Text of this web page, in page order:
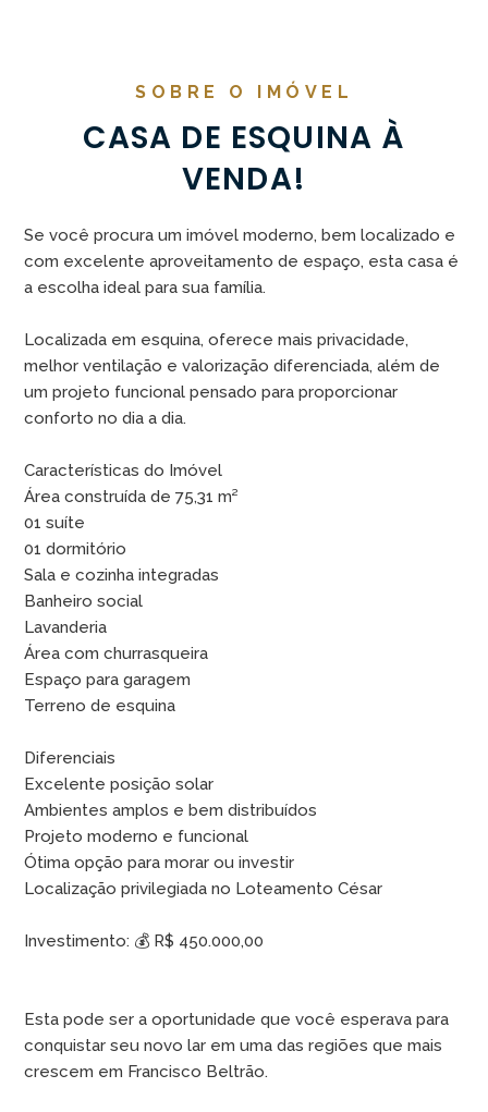
SOBRE O IMÓVEL
CASA DE ESQUINA À
VENDA!
Se você procura um imóvel moderno, bem localizado e
com excelente aproveitamento de espaço, esta casa é
a escolha ideal para sua família.
Localizada em esquina, oferece mais privacidade,
melhor ventilação e valorização diferenciada, além de
um projeto funcional pensado para proporcionar
conforto no dia a dia.
Características do Imóvel
Área construída de 75,31 m²
01 suíte
01 dormitório
Sala e cozinha integradas
Banheiro social
Lavanderia
Área com churrasqueira
Espaço para garagem
Terreno de esquina
Diferenciais
Excelente posição solar
Ambientes amplos e bem distribuídos
Projeto moderno e funcional
Ótima opção para morar ou investir
Localização privilegiada no Loteamento César
Investimento: 💰 R$ 450.000,00
Esta pode ser a oportunidade que você esperava para
conquistar seu novo lar em uma das regiões que mais
crescem em Francisco Beltrão.